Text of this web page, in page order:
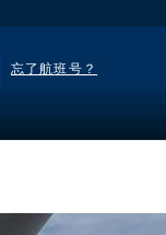
忘了航班号？